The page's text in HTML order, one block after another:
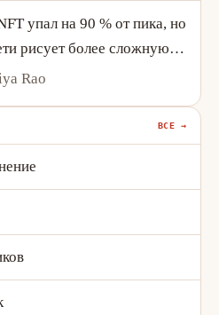
упал на 90 % от пика, но
рисует более сложную
Rao
ВСЕ →